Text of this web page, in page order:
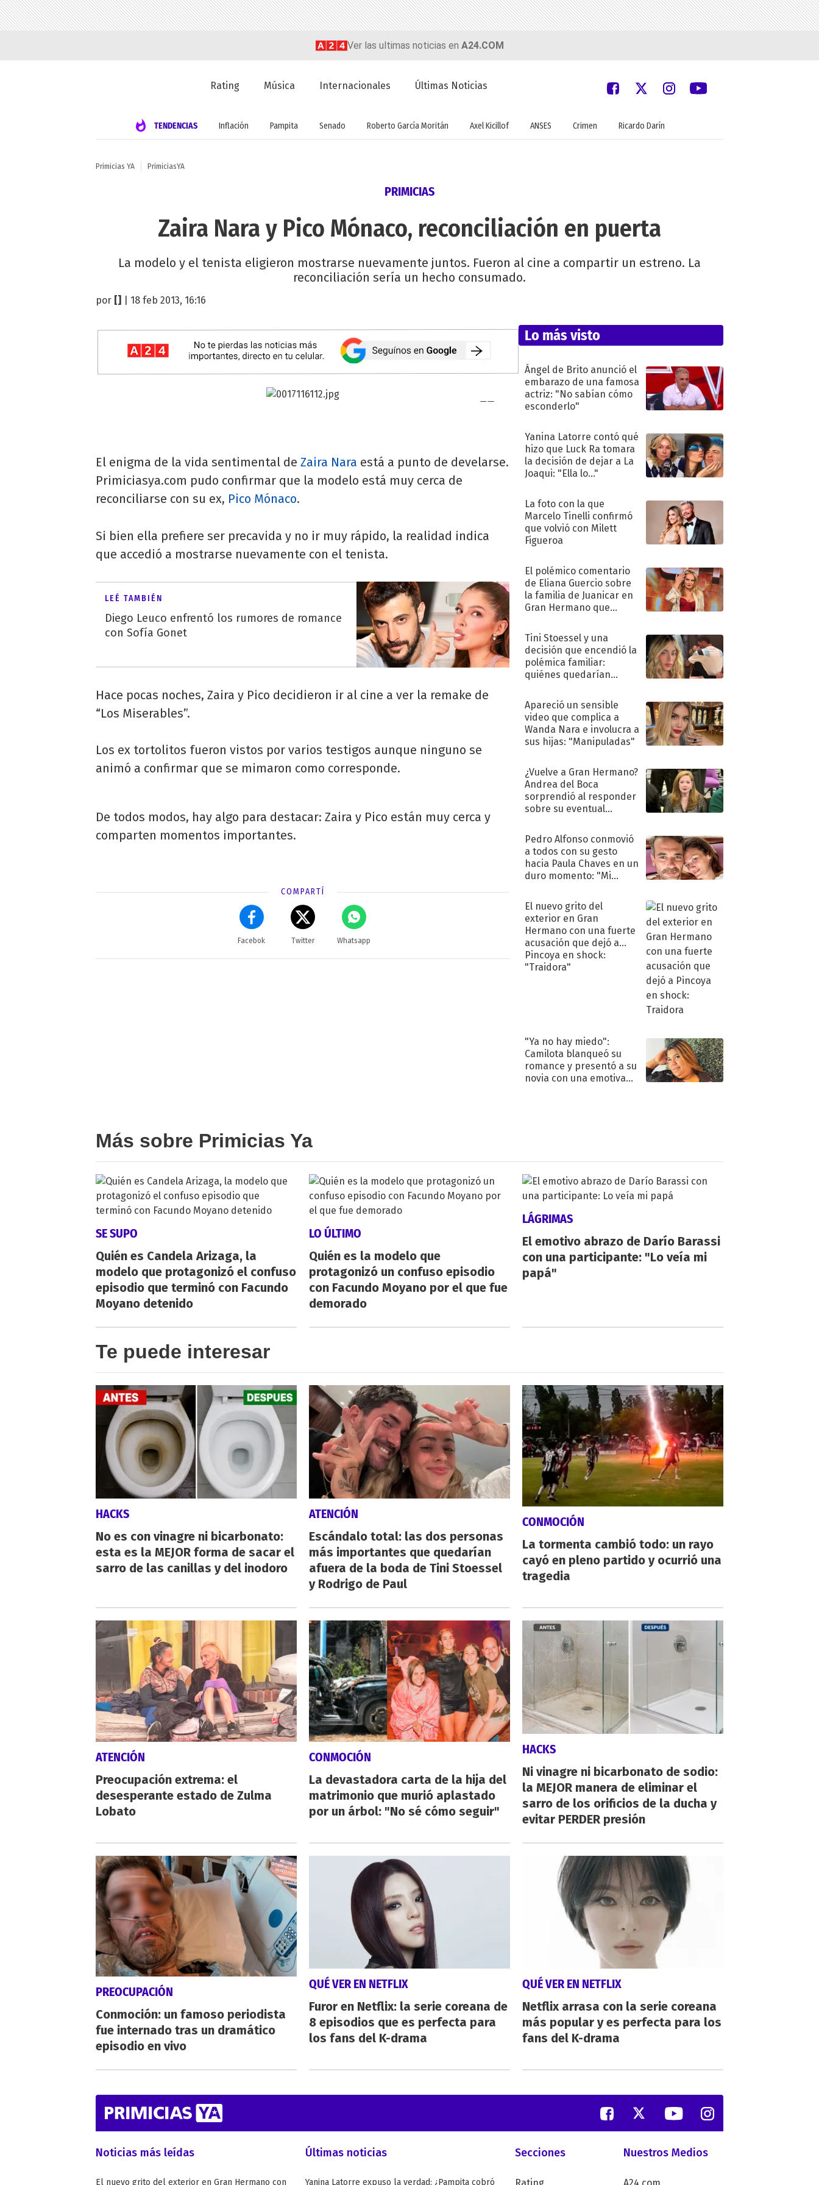
Ver las ultimas noticias en A24.COM
Rating Música Internacionales Últimas Noticias
TENDENCIAS Inflación Pampita Senado Roberto García Moritán Axel Kicillof ANSES Crimen Ricardo Darín
Primicias YA PrimiciasYA
PRIMICIAS
Zaira Nara y Pico Mónaco, reconciliación en puerta
La modelo y el tenista eligieron mostrarse nuevamente juntos. Fueron al cine a compartir un estreno. La
reconciliación sería un hecho consumado.
por | 18 feb 2013, 16:16
El enigma de la vida sentimental de Zaira Nara está a punto de develarse.
Primiciasya.com pudo confirmar que la modelo está muy cerca de
reconciliarse con su ex, Pico Mónaco.
Si bien ella prefiere ser precavida y no ir muy rápido, la realidad indica
que accedió a mostrarse nuevamente con el tenista.
LEÉ TAMBIÉN
Diego Leuco enfrentó los rumores de romance
con Sofía Gonet
Hace pocas noches, Zaira y Pico decidieron ir al cine a ver la remake de
“Los Miserables”.
Los ex tortolitos fueron vistos por varios testigos aunque ninguno se
animó a confirmar que se mimaron como corresponde.
De todos modos, hay algo para destacar: Zaira y Pico están muy cerca y
comparten momentos importantes.
COMPARTÍ
Facebok Twitter Whatsapp
Lo más visto
Ángel de Brito anunció el
embarazo de una famosa
actriz: "No sabían cómo
esconderlo"
Yanina Latorre contó qué
hizo que Luck Ra tomara
la decisión de dejar a La
Joaqui: "Ella lo..."
La foto con la que
Marcelo Tinelli confirmó
que volvió con Milett
Figueroa
El polémico comentario
de Eliana Guercio sobre
la familia de Juanicar en
Gran Hermano que
Tini Stoessel y una
decisión que encendió la
polémica familiar:
quiénes quedarían
Apareció un sensible
video que complica a
Wanda Nara e involucra a
sus hijas: "Manipuladas"
¿Vuelve a Gran Hermano?
Andrea del Boca
sorprendió al responder
sobre su eventual
Pedro Alfonso conmovió
a todos con su gesto
hacia Paula Chaves en un
duro momento: "Mi
terapéutico"
El nuevo grito del
exterior en Gran
Hermano con una fuerte
acusación que dejó a
Pincoya en shock:
"Traidora"
"Ya no hay miedo":
Camilota blanqueó su
romance y presentó a su
novia con una emotiva
Más sobre Primicias Ya
SE SUPO
Quién es Candela Arizaga, la
modelo que protagonizó el confuso
episodio que terminó con Facundo
Moyano detenido
LO ÚLTIMO
Quién es la modelo que
protagonizó un confuso episodio
con Facundo Moyano por el que fue
demorado
LÁGRIMAS
El emotivo abrazo de Darío Barassi
con una participante: "Lo veía mi
papá"
Te puede interesar
HACKS
No es con vinagre ni bicarbonato:
esta es la MEJOR forma de sacar el
sarro de las canillas y del inodoro
ATENCIÓN
Escándalo total: las dos personas
más importantes que quedarían
afuera de la boda de Tini Stoessel
y Rodrigo de Paul
CONMOCIÓN
La tormenta cambió todo: un rayo
cayó en pleno partido y ocurrió una
tragedia
ATENCIÓN
Preocupación extrema: el
desesperante estado de Zulma
Lobato
CONMOCIÓN
La devastadora carta de la hija del
matrimonio que murió aplastado
por un árbol: "No sé cómo seguir"
HACKS
Ni vinagre ni bicarbonato de sodio:
la MEJOR manera de eliminar el
sarro de los orificios de la ducha y
evitar PERDER presión
PREOCUPACIÓN
Conmoción: un famoso periodista
fue internado tras un dramático
episodio en vivo
QUÉ VER EN NETFLIX
Furor en Netflix: la serie coreana de
8 episodios que es perfecta para
los fans del K-drama
QUÉ VER EN NETFLIX
Netflix arrasa con la serie coreana
más popular y es perfecta para los
fans del K-drama
Noticias más leídas
El nuevo grito del exterior en Gran Hermano con
Últimas noticias
Yanina Latorre expuso la verdad: ¿Pampita cobró
Secciones Nuestros Medios